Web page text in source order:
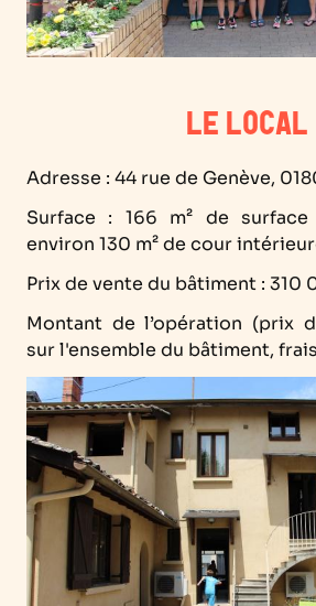
LE LOCAL
Adresse : 44 rue de Genève,
Surface : 166 m² de
environ 130 m² de cour
Prix de vente du bâtiment : 310
Montant de l’opération (prix
sur l'ensemble du bâtiment,